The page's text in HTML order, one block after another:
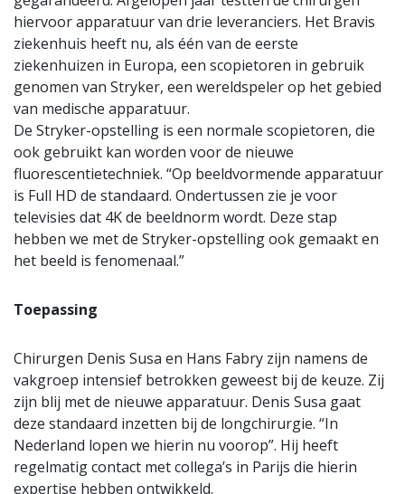
hiervoor apparatuur van drie leveranciers. Het Bravis
ziekenhuis heeft nu, als één van de eerste
ziekenhuizen in Europa, een scopietoren in gebruik
genomen van Stryker, een wereldspeler op het gebied
van medische apparatuur.
De Stryker-opstelling is een normale scopietoren, die
ook gebruikt kan worden voor de nieuwe
fluorescentietechniek. “Op beeldvormende apparatuur
is Full HD de standaard. Ondertussen zie je voor
televisies dat 4K de beeldnorm wordt. Deze stap
hebben we met de Stryker-opstelling ook gemaakt en
het beeld is fenomenaal.”
Toepassing
Chirurgen Denis Susa en Hans Fabry zijn namens de
vakgroep intensief betrokken geweest bij de keuze. Zij
zijn blij met de nieuwe apparatuur. Denis Susa gaat
deze standaard inzetten bij de longchirurgie. “In
Nederland lopen we hierin nu voorop”. Hij heeft
regelmatig contact met collega’s in Parijs die hierin
expertise hebben ontwikkeld.